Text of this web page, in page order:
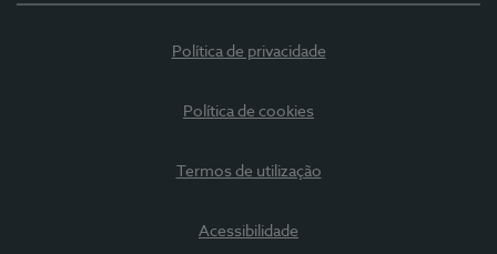
Política de privacidade
Política de cookies
Termos de utilização
Acessibilidade